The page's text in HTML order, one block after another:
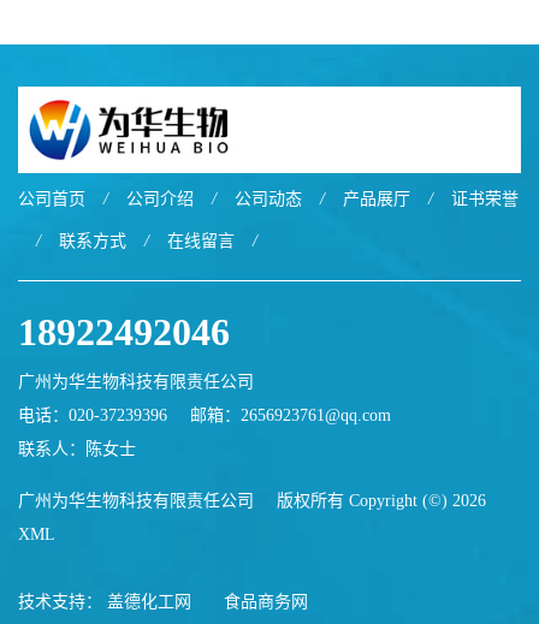
公司首页 / 公司介绍 / 公司动态 / 产品展厅 / 证书荣誉
/ 联系方式 / 在线留言 /
18922492046
广州为华生物科技有限责任公司
电话：020-37239396
邮箱： 2656923761@qq.com
联系人：陈女士
广州为华生物科技有限责任公司
版权所有 Copyright (©) 2026
XML
技术支持： 盖德化工网 食品商务网